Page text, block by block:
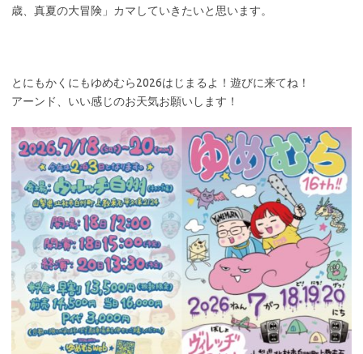
歳、真夏の大冒険」カマしていきたいと思います。
とにもかくにもゆめむら2026はじまるよ！遊びに来てね！
アーンド、いい感じのお天気お願いします！